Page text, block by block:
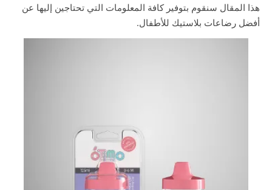
هذا المقال سنقوم بتوفير كافة المعلومات التي تحتاجين إليها عن
أفضل رضاعات بلاستيك للأطفال.